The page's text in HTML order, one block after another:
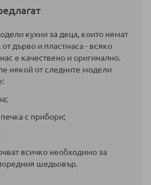
кухни за деца, които нямат
дърво и пластмаса - всяко
е качествено и оригинално.
някой от следните модели
с прибори;
всичко необходимо за
шедьовър.